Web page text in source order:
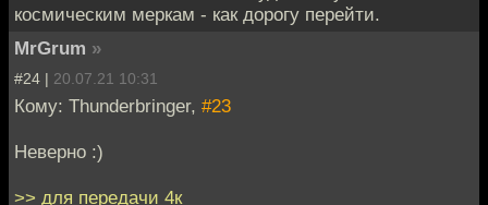
космическим меркам - как дорогу перейти.
MrGrum »
#24 | 20.07.21 10:31
Кому: Thunderbringer, #23
Неверно :)
>> для передачи 4к